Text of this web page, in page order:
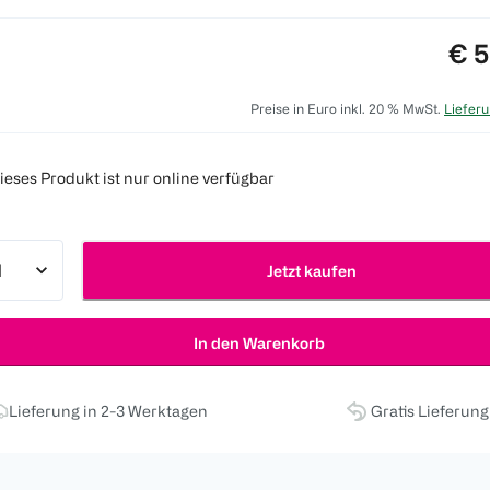
€
Preise in Euro inkl. 20 % MwSt.
Produkt ist nur online verfügbar
Jetzt kaufen
In den Warenkorb
Lieferung in 2-3 Werktagen Gratis